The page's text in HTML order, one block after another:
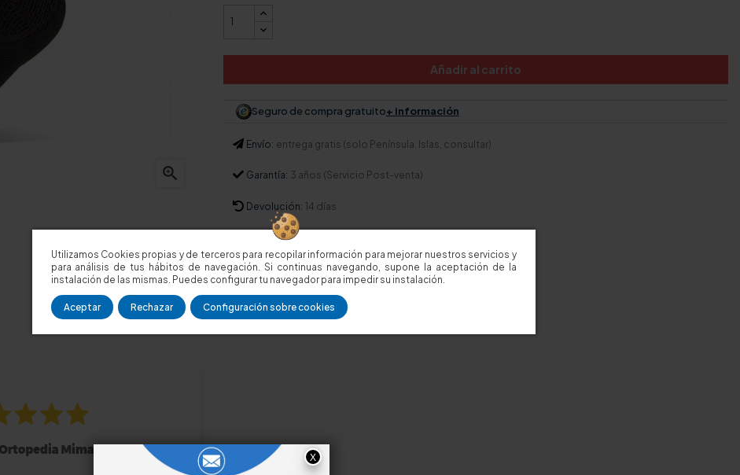
Utilizamos Cookies propias y de terceros para recopilar información para mejorar nuestros servicios y
para análisis de tus hábitos de navegación. Si continuas navegando, supone la aceptación de la
instalación de las mismas. Puedes configurar tu navegador para impedir su instalación.
Aceptar Rechazar Configuración sobre cookies

Añadir al carrito
Seguro de compra gratuito+ información
Envío: entrega gratis (solo Península. Islas, consultar)
Garantía: 3 años (Servicio Post-venta)
Devolución: 14 días
¿Alguna duda?
Consúltanosplazo de entrega